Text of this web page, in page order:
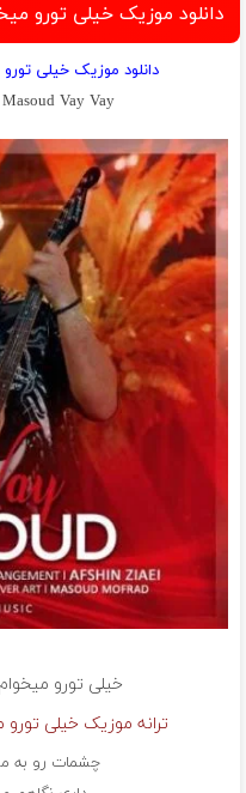
تخفیف
فوری)
دانلود موزیک خیلی تورو
دانلود موزیک خیلی
Vay Vay
خیلی تورو
ترانه موزیک خیلی
چشمات رو به